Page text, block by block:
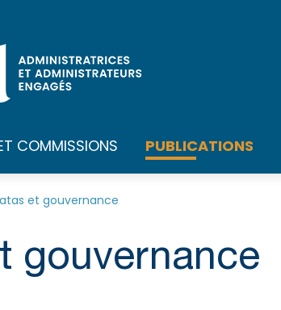
COMMISSIONS PUBLICATIONS
et gouvernance
gouvernance